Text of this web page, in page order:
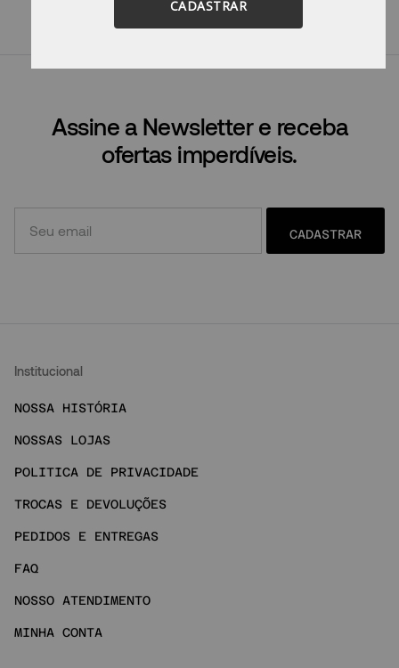
Tente utilizar sinônimos do termo
desejado.
Assine a Newsletter e receba
ofertas imperdíveis.
CADASTRAR
Institucional
NOSSA HISTÓRIA
NOSSAS LOJAS
POLITICA DE PRIVACIDADE
TROCAS E DEVOLUÇÕES
PEDIDOS E ENTREGAS
FAQ
NOSSO ATENDIMENTO
MINHA CONTA
CADASTRAR